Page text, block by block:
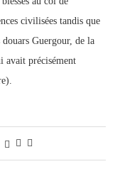
civilisées tandis que
Guergour, de la
avait précisément